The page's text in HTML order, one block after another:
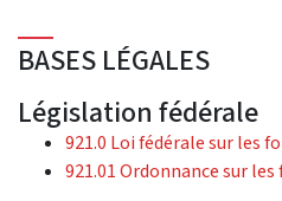
BASES LÉGALES
Législation fédérale
921.0 Loi fédérale sur les
921.01 Ordonnance sur